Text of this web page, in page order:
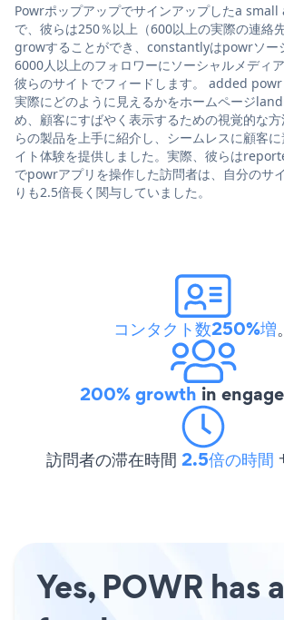
Powrポップアップでサインアップしたa
で、彼らは250％以上（600以上の実際の連絡
growすることができ、constantlyはpowrソー
6000人以上のフォロワーにソーシャルメディ
彼らのサイトでフィードします。 added
実際にどのように見えるかをホームページ
め、顧客にすばやく表示するための視覚的な
らの製品を上手に紹介し、シームレスに顧客
イト体験を提供しました。実際、彼らは
でpowrアプリを操作した訪問者は、自分のサ
りも2.5倍長く関与していました。
コンタクト数250%増。
200% growth in
訪問者の滞在時間 2.5倍の時間
Yes, POWR has